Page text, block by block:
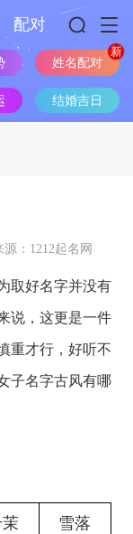
配对
姓名配对
结婚吉日
源：1212起名网
取好名字并没有
说，这更是一件
重才行，好听不
子名字古风有哪
雪落